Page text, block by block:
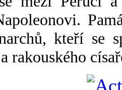
kteří se
rakouského